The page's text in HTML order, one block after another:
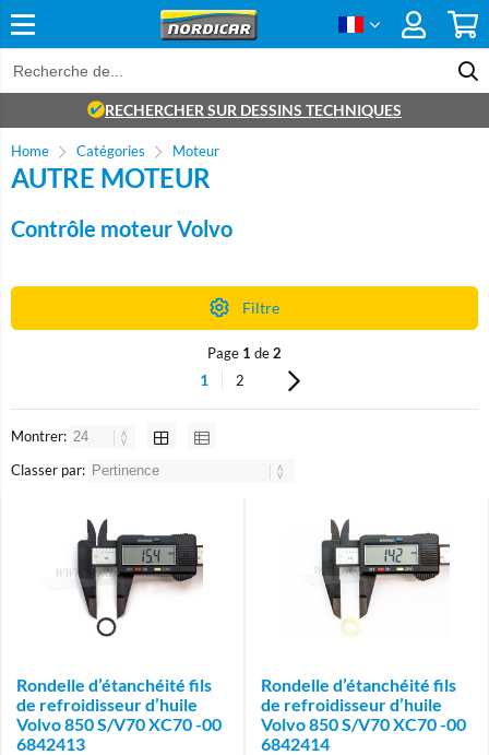
RECHERCHER SUR DESSINS TECHNIQUES
Home Catégories Moteur
AUTRE MOTEUR
Contrôle moteur Volvo
Filtre
Page 1 de2
1 2
Montrer:
Classer par:
Rondelle d’étanchéité fils
de refroidisseur d’huile
Volvo 850 S/V70 XC70 -00
6842413
Rondelle d’étanchéité fils
de refroidisseur d’huile
Volvo 850 S/V70 XC70 -00
6842414